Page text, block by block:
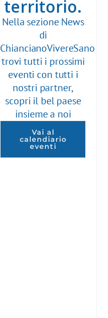
territorio.
Nella sezione News
di
ChiancianoVivereSano
trovi tutti i prossimi
eventi con tutti i
nostri partner,
scopri il bel paese
insieme a noi
Vai al
calendiario
eventi